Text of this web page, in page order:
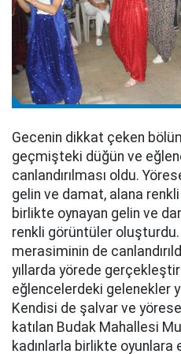
Gecenin dikkat çeken
geçmişteki düğün ve
canlandırılması oldu.
gelin ve damat, alana
birlikte oynayan gelin ve
renkli görüntüler oluşturdu.
merasiminin de
yıllarda yörede
eğlencelerdeki gelenekler
Kendisi de şalvar ve
katılan Budak Mahallesi
kadınlarla birlikte